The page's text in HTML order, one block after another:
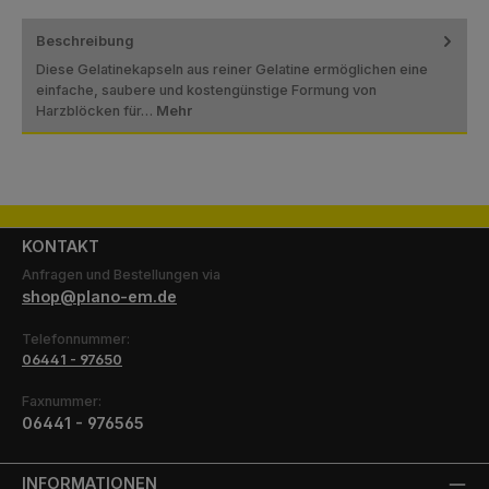
Beschreibung
Diese Gelatinekapseln aus reiner Gelatine ermöglichen eine
einfache, saubere und kostengünstige Formung von
Harzblöcken für… Mehr
KONTAKT
Anfragen und Bestellungen via
shop@plano-em.de
Telefonnummer:
06441 - 97650
Faxnummer:
06441 - 976565
INFORMATIONEN